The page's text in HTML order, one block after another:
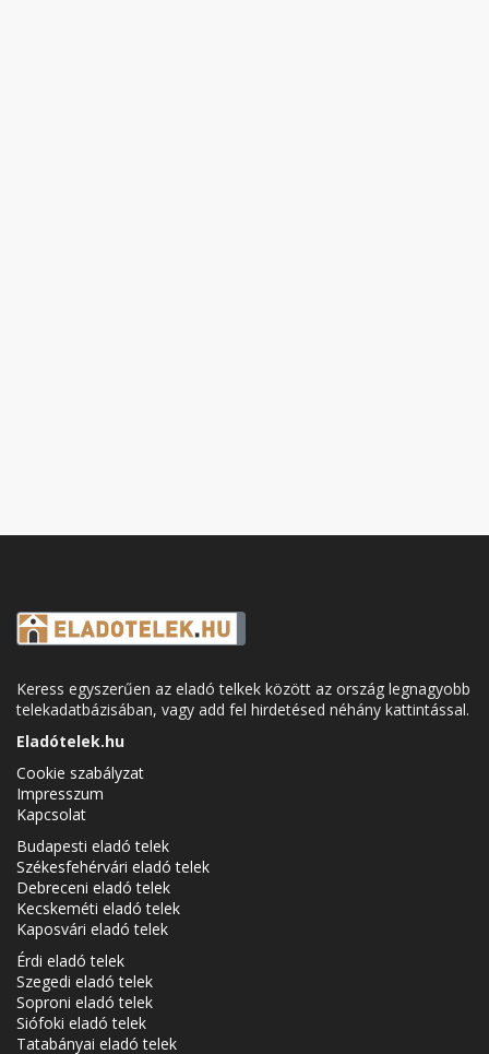
Keress egyszerűen az eladó telkek között az ország legnagyobb
telekadatbázisában, vagy add fel hirdetésed néhány kattintással.
Eladótelek.hu
Cookie szabályzat
Impresszum
Kapcsolat
Budapesti eladó telek
Székesfehérvári eladó telek
Debreceni eladó telek
Kecskeméti eladó telek
Kaposvári eladó telek
Érdi eladó telek
Szegedi eladó telek
Soproni eladó telek
Siófoki eladó telek
Tatabányai eladó telek